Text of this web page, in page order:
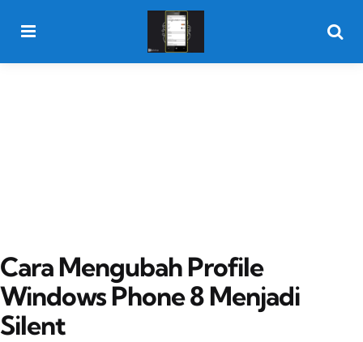
Cara Mengubah Profile
Windows Phone 8 Menjadi
Silent